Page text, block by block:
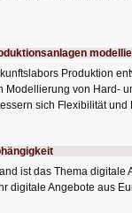
Produktion
Modellierung von Hard-
sich Flexibilität
ist das Thema
digitale Angebote aus